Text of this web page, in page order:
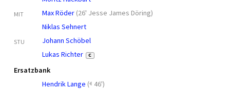
MIT Max Röder (26' Jesse James Döring)
Niklas Sehnert
STU
Johann Schöbel
Lukas Richter
C
Ersatzbank
Hendrik Lange ( 46')